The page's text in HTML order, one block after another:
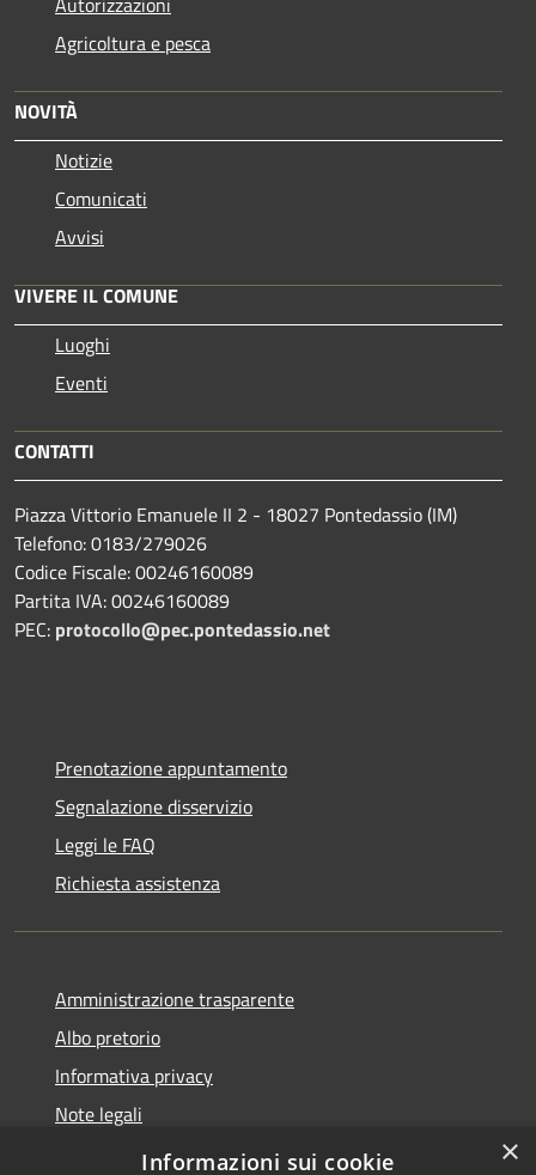
Agricoltura e pesca
NOVITÀ
Notizie
Comunicati
Avvisi
VIVERE IL COMUNE
Luoghi
Eventi
CONTATTI
Piazza Vittorio Emanuele II 2 - 18027 Pontedassio (IM)
Telefono: 0183/279026
Codice Fiscale: 00246160089
Partita IVA: 00246160089
PEC: protocollo@pec.pontedassio.net
Prenotazione appuntamento
Segnalazione disservizio
Leggi le FAQ
Richiesta assistenza
Amministrazione trasparente
Albo pretorio
Informativa privacy
Note legali
Dichiarazione di accessibilità
×
Informazioni sui cookie